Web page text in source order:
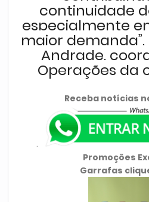
continuidade
especialmente
maior
Andrade,
Operações da
Receba notícias
.
Promoções
Garrafas